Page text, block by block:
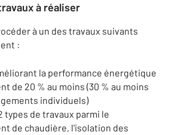
à réaliser
à un des travaux suivants
:
la performance énergétique
de 20 % au moins (30 % au moins
individuels)
types de travaux parmi le
de chaudière, l'isolation des